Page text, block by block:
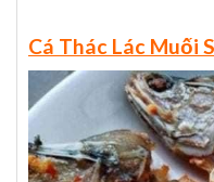
Cá Thác Lác Muối